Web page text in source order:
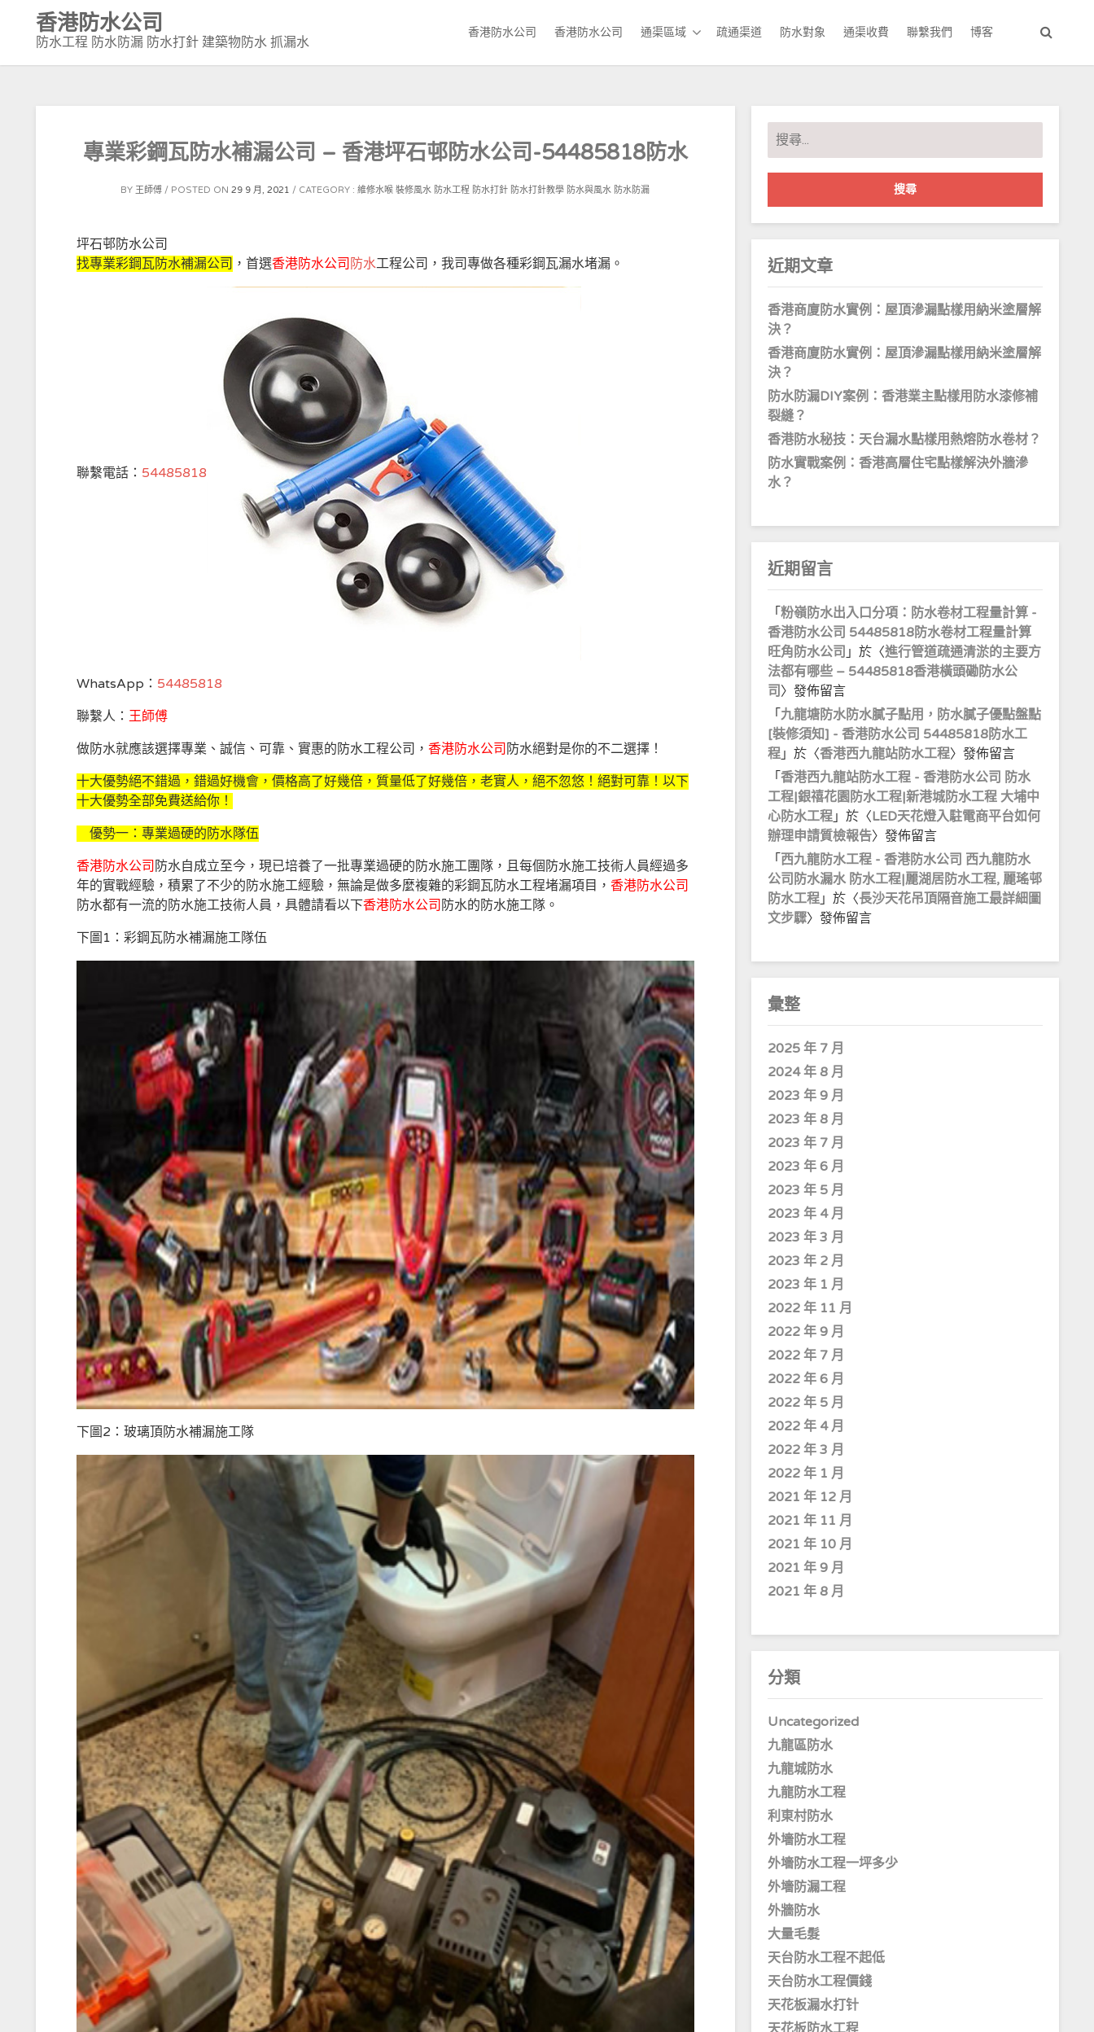
content
香港防水公司
防水工程 防水防漏 防水打針 建築物防水 抓漏水
香港防水公司 香港防水公司 通渠區域 疏通渠道 防水對象 通渠收費 聯繫我們 博客
專業彩鋼瓦防水補漏公司 – 香港坪石邨防水公司-54485818防水
BY 王師傅 POSTED ON29 9 月, 2021 CATEGORY :維修水喉 裝修風水 防水工程 防水打針 防水打針教學 防水與風水 防水防漏
坪石邨防水公司
找專業彩鋼瓦防水補漏公司 ，首選香港防水公司 防水工程公司，我司專做各種彩鋼瓦漏水堵漏。
聯繫電話： 54485818
WhatsApp： 54485818
聯繫人： 王師傅
做防水就應該選擇專業、誠信、可靠、實惠的防水工程公司， 香港防水公司 防水絕對是你的不二選擇！
十大優勢絕不錯過，錯過好機會，價格高了好幾倍，質量低了好幾倍，老實人，絕不忽悠！絕對可靠！以下
十大優勢全部免費送給你！
優勢一：專業過硬的防水隊伍
香港防水公司 防水自成立至今，現已培養了一批專業過硬的防水施工團隊，且每個防水施工技術人員經過多
年的實戰經驗，積累了不少的防水施工經驗，無論是做多麼複雜的彩鋼瓦防水工程堵漏項目， 香港防水公司
防水都有一流的防水施工技術人員，具體請看以下香港防水公司 防水的防水施工隊。
下圖1：彩鋼瓦防水補漏施工隊伍
下圖2：玻璃頂防水補漏施工隊
搜
尋
關
字:
近期文章
香港商廈防水實例：屋頂滲漏點樣用納米塗層解
決？
香港商廈防水實例：屋頂滲漏點樣用納米塗層解
決？
防水防漏DIY案例：香港業主點樣用防水漆修補
裂縫？
香港防水秘技：天台漏水點樣用熱熔防水卷材？
防水實戰案例：香港高層住宅點樣解決外牆滲
水？
近期留言
「粉嶺防水出入口分項：防水卷材工程量計算 -
香港防水公司 54485818防水卷材工程量計算
旺角防水公司 」於〈進行管道疏通清淤的主要方
法都有哪些 – 54485818香港橫頭磡防水公
司 〉發佈留言
「九龍塘防水防水膩子點用，防水膩子優點盤點
[裝修須知] - 香港防水公司 54485818防水工
程 」於〈香港西九龍站防水工程〉發佈留言
「香港西九龍站防水工程 - 香港防水公司 防水
工程|銀禧花園防水工程|新港城防水工程 大埔中
心防水工程 」於〈LED天花燈入駐電商平台如何
辦理申請質檢報告〉發佈留言
「 西九龍防水工程 - 香港防水公司 西九龍防水
公司防水漏水 防水工程|麗湖居防水工程, 麗瑤邨
防水工程 」於〈長沙天花吊頂隔音施工最詳細圖
文步驟〉發佈留言
彙整
2025 年 7 月
2024 年 8 月
2023 年 9 月
2023 年 8 月
2023 年 7 月
2023 年 6 月
2023 年 5 月
2023 年 4 月
2023 年 3 月
2023 年 2 月
2023 年 1 月
2022 年 11 月
2022 年 9 月
2022 年 7 月
2022 年 6 月
2022 年 5 月
2022 年 4 月
2022 年 3 月
2022 年 1 月
2021 年 12 月
2021 年 11 月
2021 年 10 月
2021 年 9 月
2021 年 8 月
分類
Uncategorized
九龍區防水
九龍城防水
九龍防水工程
利東村防水
外墻防水工程
外墻防水工程一坪多少
外墻防漏工程
外牆防水
大量毛髮
天台防水工程不起低
天台防水工程價錢
天花板漏水打针
天花板防水工程